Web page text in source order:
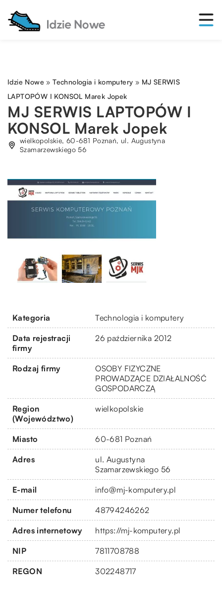
Idzie Nowe »Technologia i komputery » MJ SERWIS
LAPTOPÓW I KONSOL Marek Jopek
MJ SERWIS LAPTOPÓW I
KONSOL Marek Jopek
wielkopolskie, 60-681 Poznań, ul. Augustyna
Szamarzewskiego 56
Kategoria Technologia i komputery
Data rejestracji
firmy
26 października 2012
Rodzaj firmy
OSOBY FIZYCZNE
PROWADZĄCE DZIAŁALNOŚĆ
GOSPODARCZĄ
Region
(Województwo)
wielkopolskie
Miasto 60-681 Poznań
Adres
ul. Augustyna
Szamarzewskiego 56
E-mail info@mj-komputery.pl
Numer telefonu 48794246262
Adres internetowy https://mj-komputery.pl
NIP 7811708788
REGON 302248717